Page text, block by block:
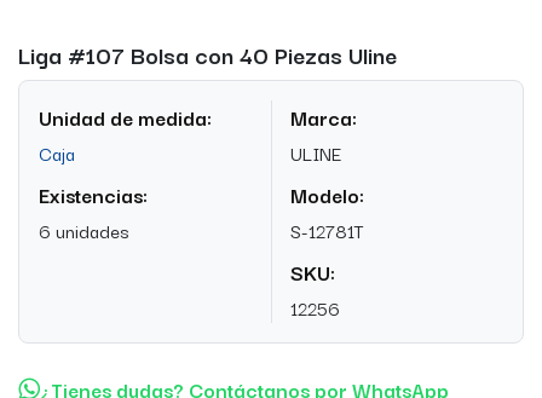
Liga #107 Bolsa con 40 Piezas Uline
Unidad de medida:
Caja
Existencias:
6 unidades
Marca:
ULINE
Modelo:
S-12781T
SKU:
12256
¿Tienes dudas? Contáctanos por WhatsApp